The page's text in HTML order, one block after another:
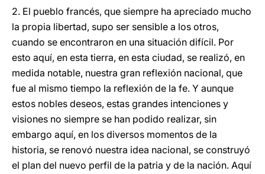
2. El pueblo francés, que siempre ha apreciado mucho
la propia libertad, supo ser sensible a los otros,
cuando se encontraron en una situación difícil. Por
esto aquí, en esta tierra, en esta ciudad, se realizó, en
medida notable, nuestra gran reflexión nacional, que
fue al mismo tiempo la reflexión de la fe. Y aunque
estos nobles deseos, estas grandes intenciones y
visiones no siempre se han podido realizar, sin
embargo aquí, en los diversos momentos de la
historia, se renovó nuestra idea nacional, se construyó
el plan del nuevo perfil de la patria y de la nación. Aquí